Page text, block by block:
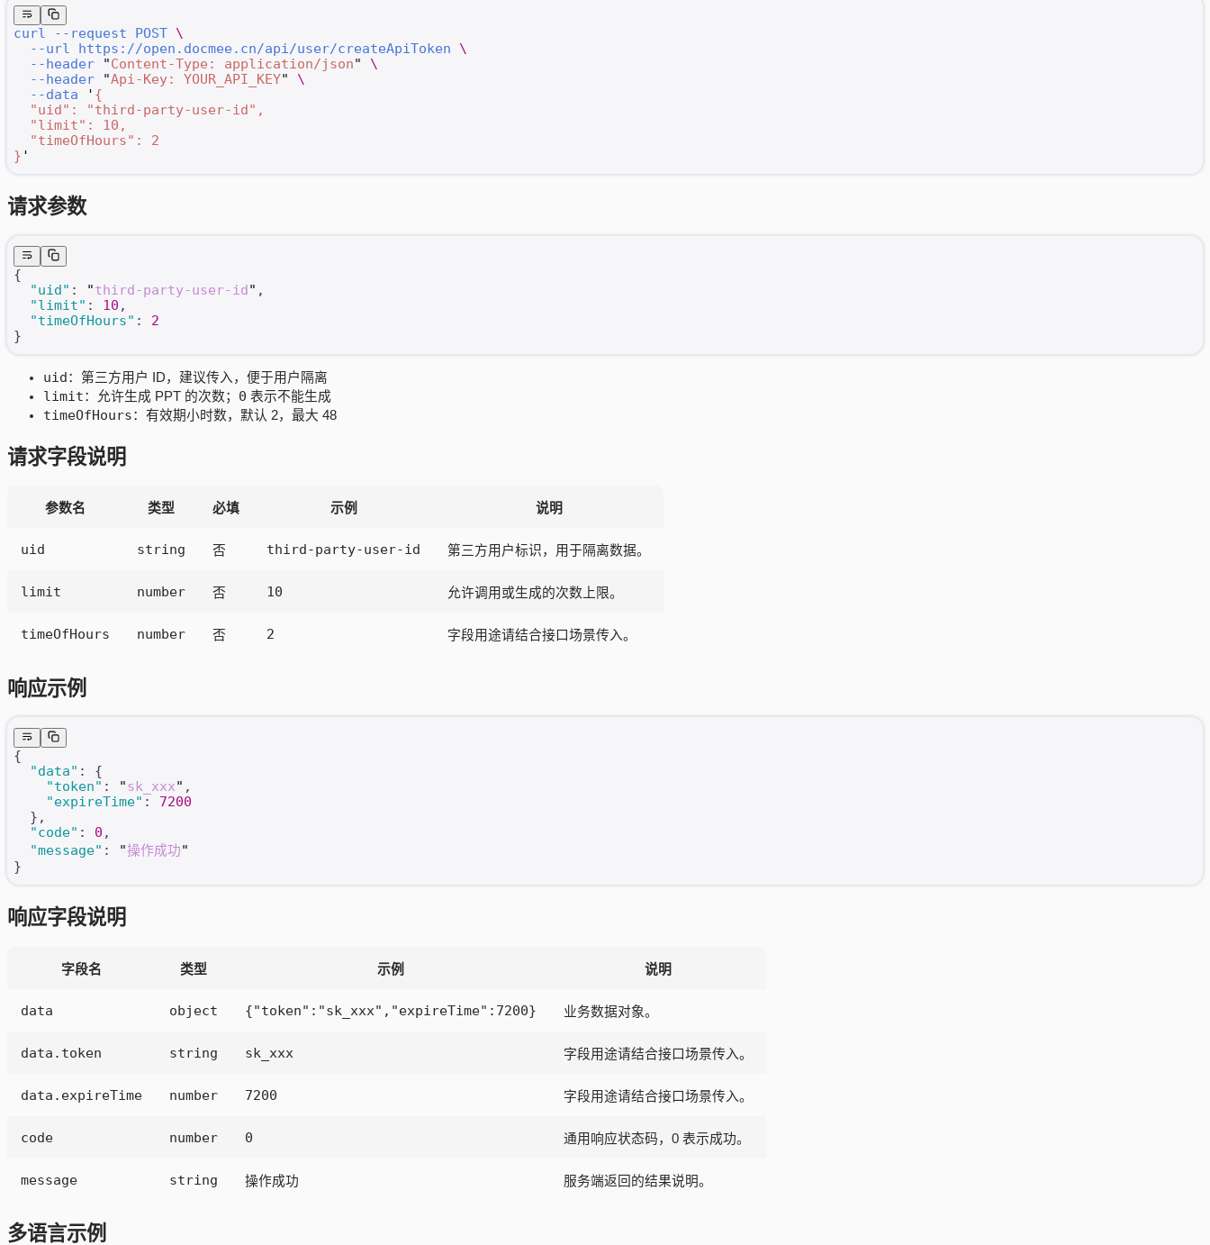
curl --request POST \
  --url
https://open.docmee.cn/api/user/createApiToken \
  --header
"Content-Type: application/json"
\
  --header
"Api-Key: YOUR_API_KEY"
\
  --data
' {
  "uid": "third-party-user-id",
  "limit": 10,
  "timeOfHours": 2
} '
请求参数
{
  "uid"
: "third-party-user-id" ,
  "limit"
: 10 ,
  "timeOfHours"
: 2
}
uid：第三方用户 ID，建议传入，便于用户隔离
limit：允许生成 PPT 的次数； 0 表示不能生成
timeOfHours：有效期小时数，默认 2，最大 48
请求字段说明
参数名 类型 必填 示例 说明
uid string 否 third-party-user-id 第三方用户标识，用于隔离数据。
limit number 否 10 允许调用或生成的次数上限。
timeOfHours number 否 2 字段用途请结合接口场景传入。
响应示例
{
  "data"
: {
    "token"
: "sk_xxx" ,
    "expireTime"
: 7200
  },
  "code"
: 0 ,
  "message"
: "操作成功"
}
响应字段说明
字段名 类型 示例 说明
data object {"token":"sk_xxx","expireTime":7200} 业务数据对象。
data.token string sk_xxx 字段用途请结合接口场景传入。
data.expireTime number 7200 字段用途请结合接口场景传入。
code number 0 通用响应状态码，0 表示成功。
message string 操作成功 服务端返回的结果说明。
多语言示例